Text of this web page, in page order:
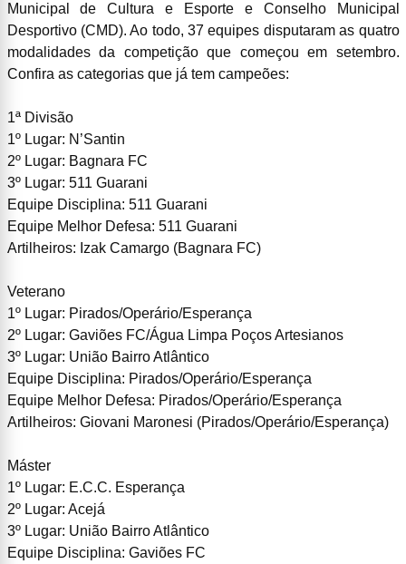
Municipal de Cultura e Esporte e Conselho Municipal
Desportivo (CMD). Ao todo, 37 equipes disputaram as quatro
modalidades da competição que começou em setembro.
Confira as categorias que já tem campeões:
1ª Divisão
1º Lugar: N’Santin
2º Lugar: Bagnara FC
3º Lugar: 511 Guarani
Equipe Disciplina: 511 Guarani
Equipe Melhor Defesa: 511 Guarani
Artilheiros: Izak Camargo (Bagnara FC)
Veterano
1º Lugar: Pirados/Operário/Esperança
2º Lugar: Gaviões FC/Água Limpa Poços Artesianos
3º Lugar: União Bairro Atlântico
Equipe Disciplina: Pirados/Operário/Esperança
Equipe Melhor Defesa: Pirados/Operário/Esperança
Artilheiros: Giovani Maronesi (Pirados/Operário/Esperança)
Máster
1º Lugar: E.C.C. Esperança
2º Lugar: Acejá
3º Lugar: União Bairro Atlântico
Equipe Disciplina: Gaviões FC